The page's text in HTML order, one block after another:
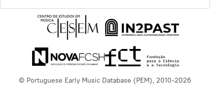
© Portuguese Early Music Database (PEM), 2010-2026